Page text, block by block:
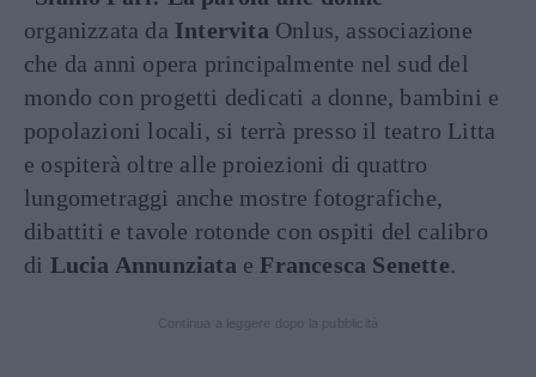
organizzata da Intervita Onlus, associazione
che da anni opera principalmente nel sud del
mondo con progetti dedicati a donne, bambini e
popolazioni locali, si terrà presso il teatro Litta
e ospiterà oltre alle proiezioni di quattro
lungometraggi anche mostre fotografiche,
dibattiti e tavole rotonde con ospiti del calibro
di Lucia Annunziata eFrancesca Senette.